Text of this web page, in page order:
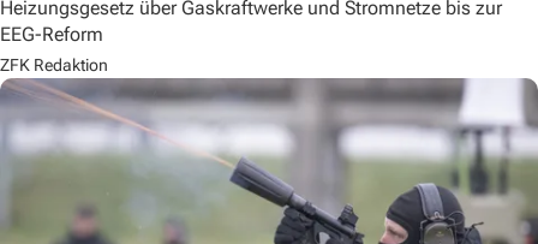
Heizungsgesetz über Gaskraftwerke und Stromnetze bis zur
EEG-Reform
ZFK Redaktion